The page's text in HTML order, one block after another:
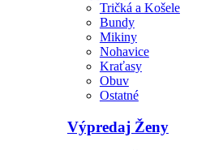
Tričká a Košele
Bundy
Mikiny
Nohavice
Kraťasy
Obuv
Ostatné
Výpredaj Ženy